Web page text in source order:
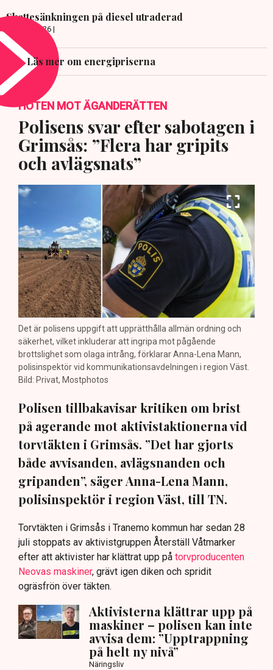
Skattesänkningen på diesel utraderad
24 JULI 2026 |
Läs mer om energipriserna
HOTEN MOT ÄGANDERÄTTEN
Polisens svar efter sabotagen i
Grimsås: ”Flera har gripits
och avlägsnats”
Det är polisens uppgift att upprätthålla allmän ordning och
säkerhet, vilket inkluderar att ingripa mot pågående
brottslighet som olaga intrång, förklarar Anna-Lena Mann,
polisinspektör vid kommunikationsavdelningen i region Väst.
Bild: Privat, Mostphotos
Polisen tillbakavisar kritiken om brist
på agerande mot aktivistaktionerna vid
torvtäkten i Grimsås. ”Det har gjorts
både avvisanden, avlägsnanden och
gripanden”, säger Anna-Lena Mann,
polisinspektör i region Väst, till TN.
Torvtäkten i Grimsås i Tranemo kommun har sedan 28
juli stoppats av aktivistgruppen Återställ Våtmarker
efter att aktivister har klättrat upp på torvproducenten
Neovas maskiner, grävt igen diken och spridit
ogräsfrön över täkten.
Aktivisterna klättrar upp på
maskiner – polisen kan inte
avvisa dem: ”Upptrappning
på helt ny nivå”
Näringsliv